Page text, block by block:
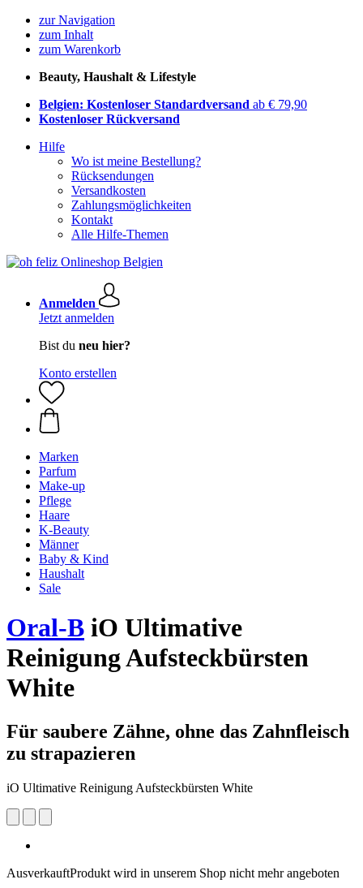
zur Navigation
zum Inhalt
zum Warenkorb
Beauty, Haushalt & Lifestyle
Belgien: Kostenloser Standardversand ab € 79,90
Kostenloser Rückversand
Hilfe
Wo ist meine Bestellung?
Rücksendungen
Versandkosten
Zahlungsmöglichkeiten
Kontakt
Alle Hilfe-Themen
Anmelden
Jetzt anmelden
Bist du neu hier?
Konto erstellen
Marken
Parfum
Make-up
Pflege
Haare
K-Beauty
Männer
Baby & Kind
Haushalt
Sale
Oral-B iO Ultimative
Reinigung Aufsteckbürsten
White
Für saubere Zähne, ohne das Zahnfleisch
zu strapazieren
iO Ultimative Reinigung Aufsteckbürsten White
AusverkauftProdukt wird in unserem Shop nicht mehr angeboten